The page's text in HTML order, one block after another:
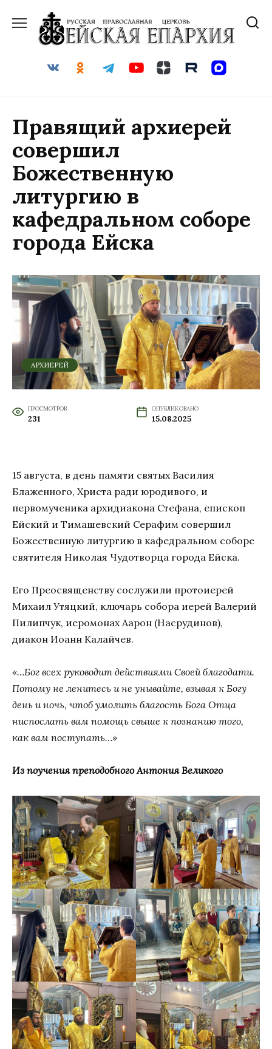
содержанию
Правящий архиерей
совершил
Божественную
литургию в
кафедральном соборе
города Ейска
АРХИЕРЕЙ
ПРОСМОТРОВ
231
ОПУБЛИКОВАНО
15.08.2025
15 августа, в день памяти святых Василия
Блаженного, Христа ради юродивого, и
первомученика архидиакона Стефана, епископ
Ейский и Тимашевский Серафим совершил
Божественную литургию в кафедральном соборе
святителя Николая Чудотворца города Ейска.
Его Преосвященству сослужили протоиерей
Михаил Утяцкий, ключарь собора иерей Валерий
Пилипчук, иеромонах Аарон (Насрудинов),
диакон Иоанн Калайчев.
«…Бог всех руководит действиями Своей благодати.
Потому не ленитесь и не унывайте, взывая к Богу
день и ночь, чтоб умолить благость Бога Отца
ниспослать вам помощь свыше к познанию того,
как вам поступать…»
Из поучения преподобного Антония Великого